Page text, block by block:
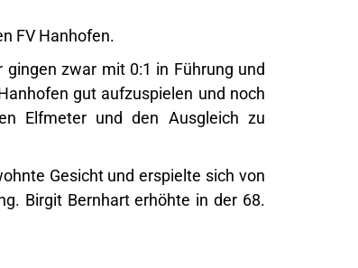
FV Hanhofen.
zwar mit 0:1 in Führung und
gut aufzuspielen und noch
Elfmeter und den Ausgleich zu
Gesicht und erspielte sich von
Birgit Bernhart erhöhte in der 68.